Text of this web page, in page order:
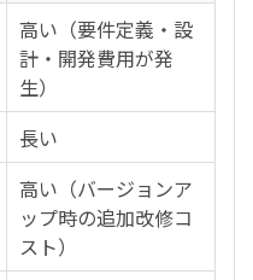
高い（要件定義・設
計・開発費用が発
生）
長い
高い（バージョンア
ップ時の追加改修コ
スト）